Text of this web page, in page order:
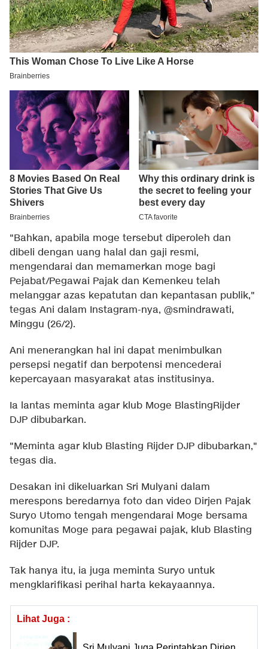
"Bahkan, apabila moge tersebut diperoleh dan
dibeli dengan uang halal dan gaji resmi,
mengendarai dan memamerkan moge bagi
Pejabat/Pegawai Pajak dan Kemenkeu telah
melanggar azas kepatutan dan kepantasan publik,"
tegas Ani dalam Instagram-nya, @smindrawati,
Minggu (26/2).
Ani menerangkan hal ini dapat menimbulkan
persepsi negatif dan berpotensi mencederai
kepercayaan masyarakat atas institusinya.
Ia lantas meminta agar klub Moge BlastingRijder
DJP dibubarkan.
"Meminta agar klub Blasting Rijder DJP dibubarkan,"
tegas dia.
Desakan ini dikeluarkan Sri Mulyani dalam
merespons beredarnya foto dan video Dirjen Pajak
Suryo Utomo tengah mengendarai Moge bersama
komunitas Moge para pegawai pajak, klub Blasting
Rijder DJP.
Tak hanya itu, ia juga meminta Suryo untuk
mengklarifikasi perihal harta kekayaannya.
Lihat Juga :